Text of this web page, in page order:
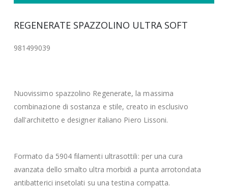
REGENERATE SPAZZOLINO ULTRA SOFT
981499039
Nuovissimo spazzolino Regenerate, la massima
combinazione di sostanza e stile, creato in esclusivo
dall'architetto e designer italiano Piero Lissoni.
Formato da 5904 filamenti ultrasottili: per una cura
avanzata dello smalto ultra morbidi a punta arrotondata
antibatterici insetolati su una testina compatta.